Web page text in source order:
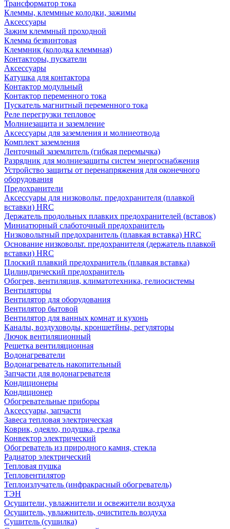
Трансформатор тока
Клеммы, клеммные колодки, зажимы
Аксессуары
Зажим клеммный проходной
Клемма безвинтовая
Клеммник (колодка клеммная)
Контакторы, пускатели
Аксессуары
Катушка для контактора
Контактор модульный
Контактор переменного тока
Пускатель магнитный переменного тока
Реле перегрузки тепловое
Молниезащита и заземление
Аксессуары для заземления и молниеотвода
Комплект заземления
Ленточный заземлитель (гибкая перемычка)
Разрядник для молниезащиты систем энергоснабжения
Устройство защиты от перенапряжения для оконечного
оборудования
Предохранители
Аксессуары для низковольт. предохранителя (плавкой
вставки) HRC
Держатель продольных плавких предохранителей (вставок)
Миниатюрный слаботочный предохранитель
Низковольтный предохранитель (плавкая вставка) HRC
Основание низковольт. предохранителя (держатель плавкой
вставки) HRC
Плоский плавкий предохранитель (плавкая вставка)
Цилиндрический предохранитель
Обогрев, вентиляция, климатотехника, гелиосистемы
Вентиляторы
Вентилятор для оборудования
Вентилятор бытовой
Вентилятор для ванных комнат и кухонь
Каналы, воздуховоды, кроншетйны, регуляторы
Лючок вентиляционный
Решетка вентиляционная
Водонагреватели
Водонагреватель накопительный
Запчасти для водонагревателя
Кондиционеры
Кондиционер
Обогревательные приборы
Аксессуары, запчасти
Завеса тепловая электрическая
Коврик, одеяло, подушка, грелка
Конвектор электрический
Обогреватель из природного камня, стекла
Радиатор электрический
Тепловая пушка
Тепловентилятор
Теплоизлучатель (инфракрасный обогреватель)
ТЭН
Осушители, увлажнители и освежители воздуха
Осушитель, увлажнитель, очиститель воздуха
Сушитель (сушилка)